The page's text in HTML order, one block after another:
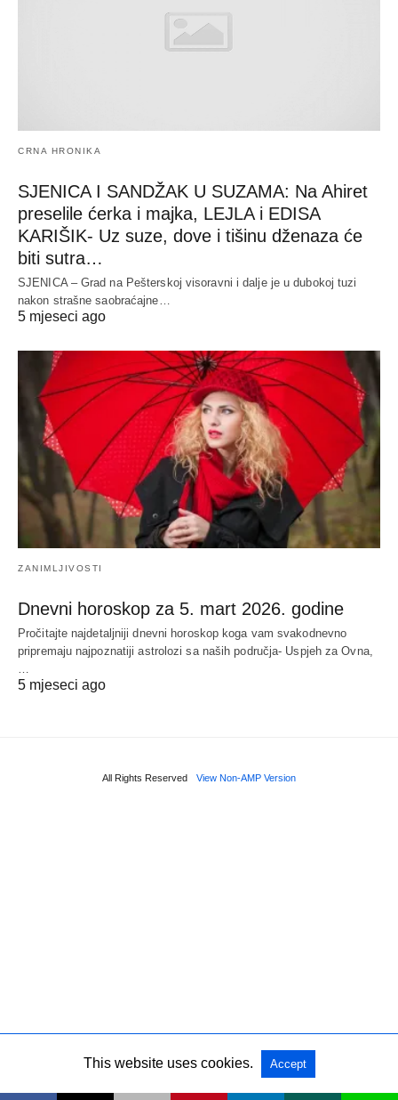
CRNA HRONIKA
SJENICA I SANDŽAK U SUZAMA: Na Ahiret
preselile ćerka i majka, LEJLA i EDISA
KARIŠIK- Uz suze, dove i tišinu dženaza će
biti sutra…
SJENICA – Grad na Pešterskoj visoravni i dalje je u dubokoj tuzi
nakon strašne saobraćajne…
5 mjeseci ago
ZANIMLJIVOSTI
Dnevni horoskop za 5. mart 2026. godine
Pročitajte najdetaljniji dnevni horoskop koga vam svakodnevno
pripremaju najpoznatiji astrolozi sa naših područja- Uspjeh za Ovna,
5 mjeseci ago
All Rights Reserved View Non-AMP Version
This website uses cookies. Accept